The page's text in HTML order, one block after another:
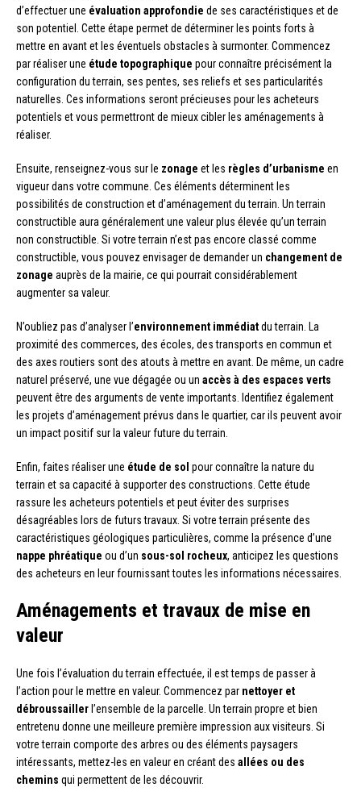
d’effectuer une évaluation approfondie de ses caractéristiques et de
son potentiel. Cette étape permet de déterminer les points forts à
mettre en avant et les éventuels obstacles à surmonter. Commencez
par réaliser une étude topographique pour connaître précisément la
configuration du terrain, ses pentes, ses reliefs et ses particularités
naturelles. Ces informations seront précieuses pour les acheteurs
potentiels et vous permettront de mieux cibler les aménagements à
réaliser.
Ensuite, renseignez-vous sur le zonage et les règles d’urbanisme en
vigueur dans votre commune. Ces éléments déterminent les
possibilités de construction et d’aménagement du terrain. Un terrain
constructible aura généralement une valeur plus élevée qu’un terrain
non constructible. Si votre terrain n’est pas encore classé comme
constructible, vous pouvez envisager de demander un changement de
zonage auprès de la mairie, ce qui pourrait considérablement
augmenter sa valeur.
N’oubliez pas d’analyser l’environnement immédiatdu terrain. La
proximité des commerces, des écoles, des transports en commun et
des axes routiers sont des atouts à mettre en avant. De même, un cadre
naturel préservé, une vue dégagée ou un accès à des espaces verts
peuvent être des arguments de vente importants. Identifiez également
les projets d’aménagement prévus dans le quartier, car ils peuvent avoir
un impact positif sur la valeur future du terrain.
Enfin, faites réaliser une étude de sol pour connaître la nature du
terrain et sa capacité à supporter des constructions. Cette étude
rassure les acheteurs potentiels et peut éviter des surprises
désagréables lors de futurs travaux. Si votre terrain présente des
caractéristiques géologiques particulières, comme la présence d’une
nappe phréatique ou d’un sous-sol rocheux, anticipez les questions
des acheteurs en leur fournissant toutes les informations nécessaires.
Aménagements et travaux de mise en
valeur
Une fois l’évaluation du terrain effectuée, il est temps de passer à
l’action pour le mettre en valeur. Commencez par nettoyer et
débroussailler l’ensemble de la parcelle. Un terrain propre et bien
entretenu donne une meilleure première impression aux visiteurs. Si
votre terrain comporte des arbres ou des éléments paysagers
intéressants, mettez-les en valeur en créant des allées ou des
chemins qui permettent de les découvrir.